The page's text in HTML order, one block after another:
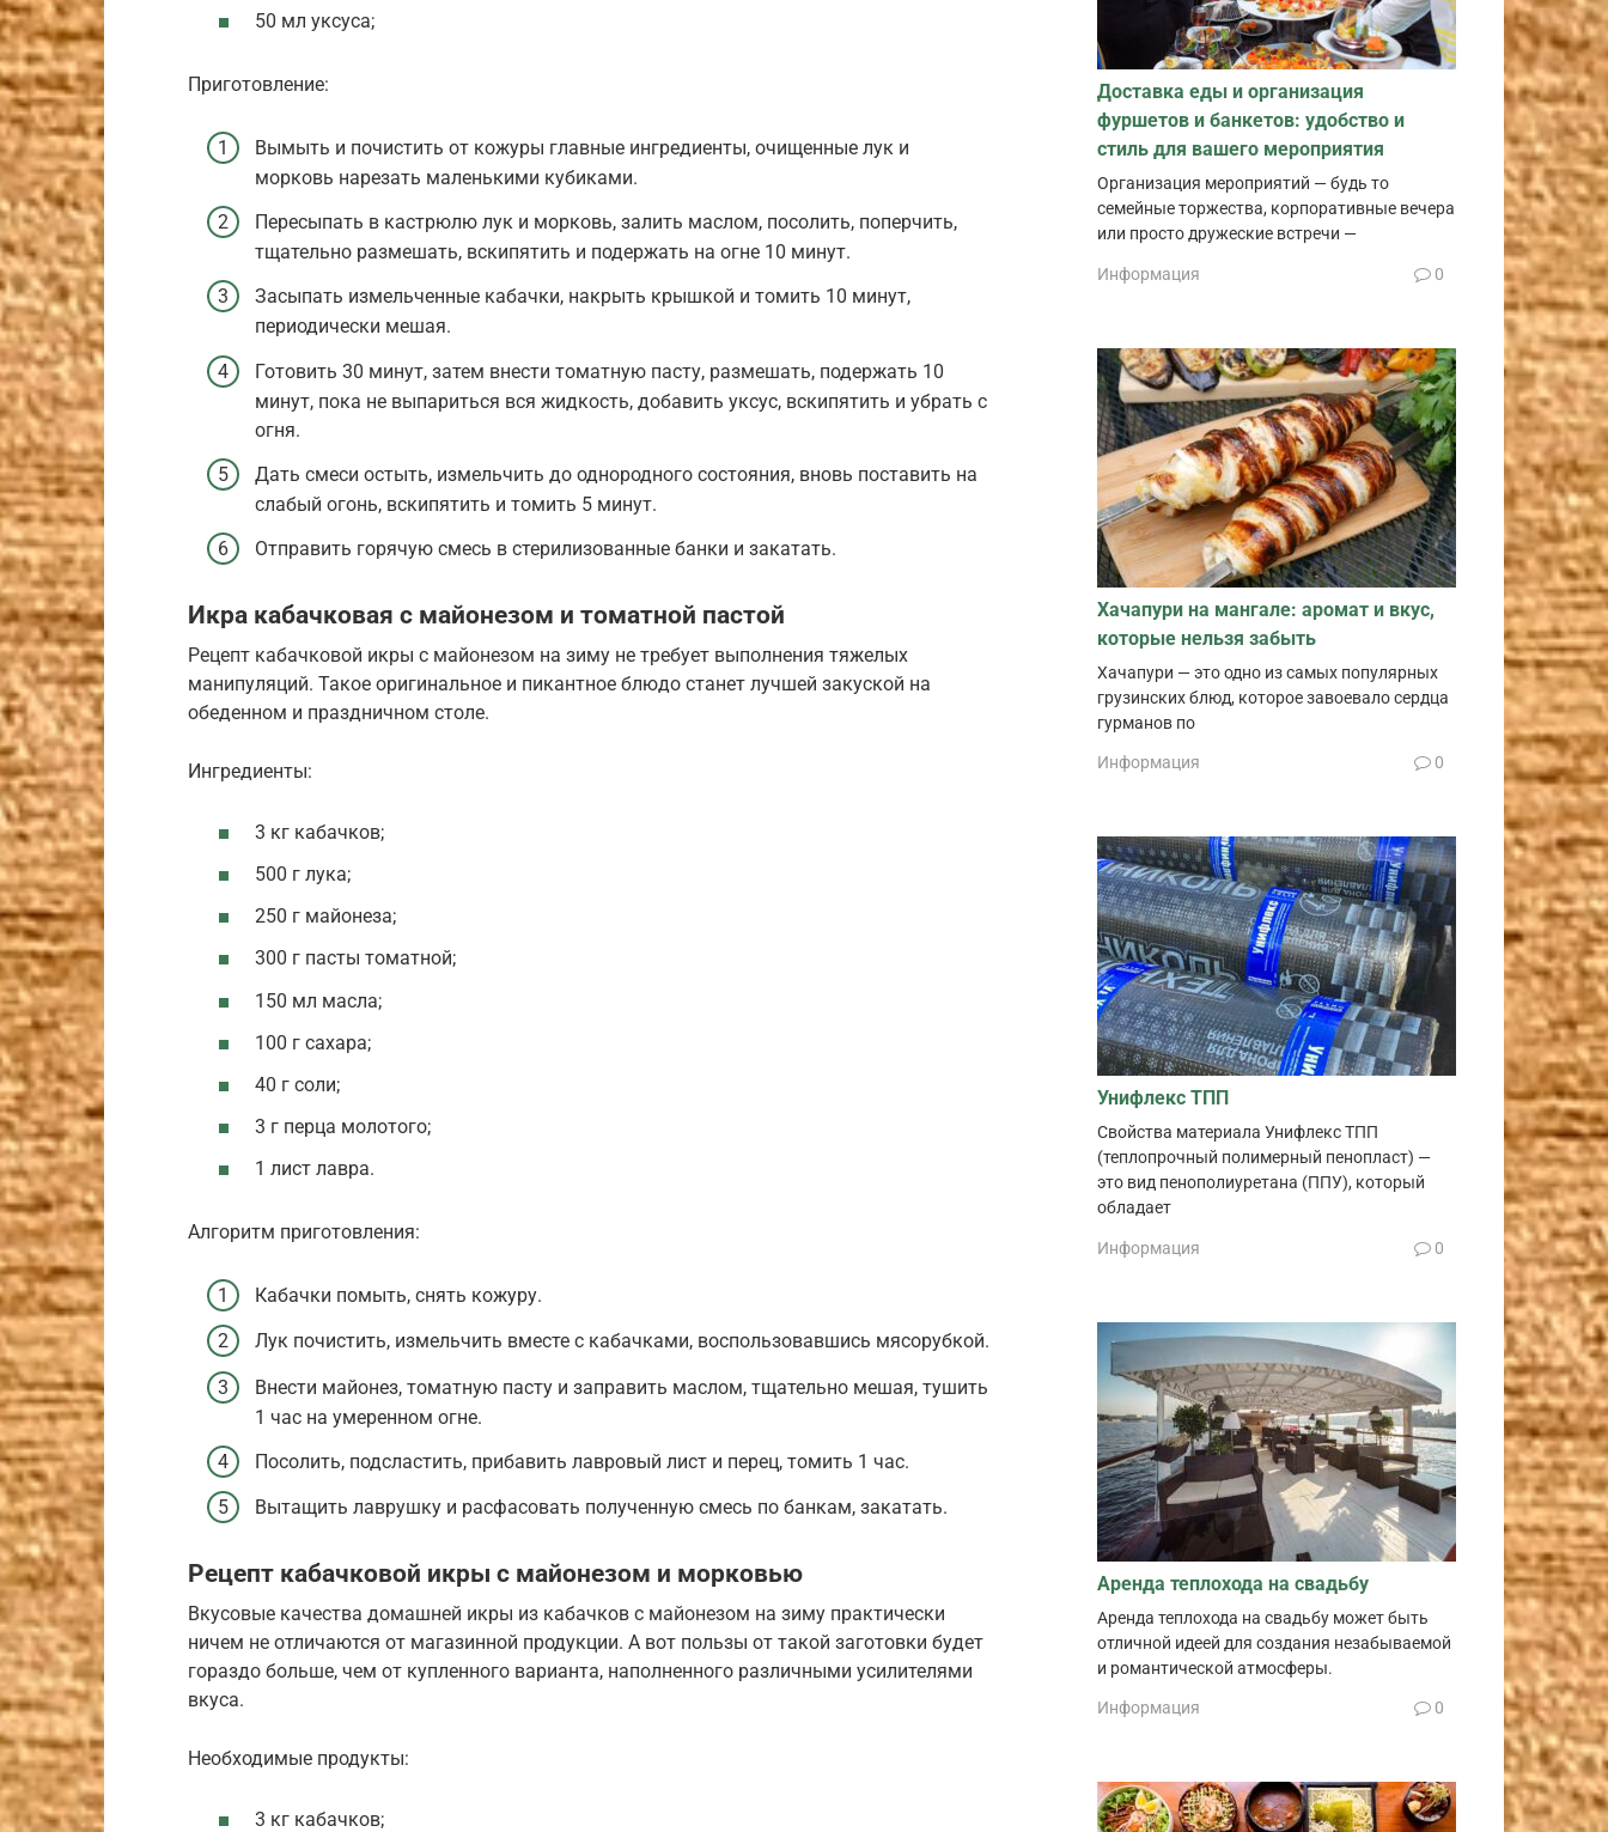
50 мл уксуса;
Приготовление:
Вымыть и почистить от кожуры главные ингредиенты, очищенные лук и
морковь нарезать маленькими кубиками.
Пересыпать в кастрюлю лук и морковь, залить маслом, посолить, поперчить,
тщательно размешать, вскипятить и подержать на огне 10 минут.
Засыпать измельченные кабачки, накрыть крышкой и томить 10 минут,
периодически мешая.
Готовить 30 минут, затем внести томатную пасту, размешать, подержать 10
минут, пока не выпариться вся жидкость, добавить уксус, вскипятить и убрать с
огня.
Дать смеси остыть, измельчить до однородного состояния, вновь поставить на
слабый огонь, вскипятить и томить 5 минут.
Отправить горячую смесь в стерилизованные банки и закатать.
Икра кабачковая с майонезом и томатной пастой
Рецепт кабачковой икры с майонезом на зиму не требует выполнения тяжелых
манипуляций. Такое оригинальное и пикантное блюдо станет лучшей закуской на
обеденном и праздничном столе.
Ингредиенты:
3 кг кабачков;
500 г лука;
250 г майонеза;
300 г пасты томатной;
150 мл масла;
100 г сахара;
40 г соли;
3 г перца молотого;
1 лист лавра.
Алгоритм приготовления:
Кабачки помыть, снять кожуру.
Лук почистить, измельчить вместе с кабачками, воспользовавшись мясорубкой.
Внести майонез, томатную пасту и заправить маслом, тщательно мешая, тушить
1 час на умеренном огне.
Посолить, подсластить, прибавить лавровый лист и перец, томить 1 час.
Вытащить лаврушку и расфасовать полученную смесь по банкам, закатать.
Рецепт кабачковой икры с майонезом и морковью
Вкусовые качества домашней икры из кабачков с майонезом на зиму практически
ничем не отличаются от магазинной продукции. А вот пользы от такой заготовки будет
гораздо больше, чем от купленного варианта, наполненного различными усилителями
вкуса.
Необходимые продукты:
3 кг кабачков;
Доставка еды и организация
фуршетов и банкетов: удобство и
стиль для вашего мероприятия
Организация мероприятий — будь то
семейные торжества, корпоративные вечера
или просто дружеские встречи —
Информация 0
Хачапури на мангале: аромат и вкус,
которые нельзя забыть
Хачапури — это одно из самых популярных
грузинских блюд, которое завоевало сердца
гурманов по
Информация 0
Унифлекс ТПП
Свойства материала Унифлекс ТПП
(теплопрочный полимерный пенопласт) —
это вид пенополиуретана (ППУ), который
обладает
Информация 0
Аренда теплохода на свадьбу
Аренда теплохода на свадьбу может быть
отличной идеей для создания незабываемой
и романтической атмосферы.
Информация 0